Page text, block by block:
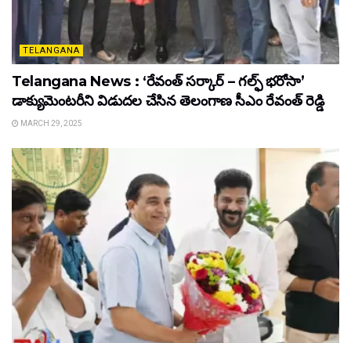
TELANGANA
Telangana News : ‘రేవంత్ సర్కార్ – గల్ఫ్ భరోసా’
డాక్యుమెంటరీని విడుదల చేసిన తెలంగాణ సీఎం రేవంత్ రెడ్డి
MARCH 29, 2025